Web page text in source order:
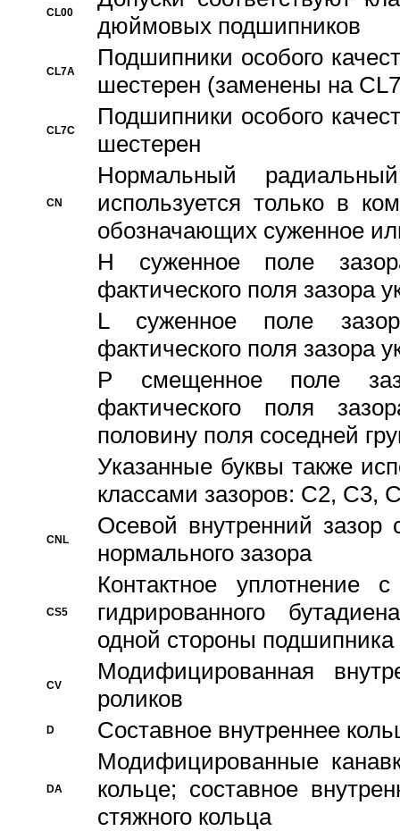
CL00
дюймовых подшипников
CL7A
Подшипники особого
шестерен (заменены на
CL7C
Подшипники особого
шестерен
CN
Hормальный
используется только в
обозначающих суженное
H суженное поле
фактического поля зазора
L суженное поле
фактического поля зазора
P смещенное поле
фактического поля
половину поля соседней
Указанные буквы также
классами зазоров: С2,
CNL
Осевой внутренний зазор
нормального зазора
CS5
Контактное уплотнение
гидрированного
одной стороны подшипника
CV
Модифицированная
роликов
D Составное внутреннее
DA
Модифицированные
кольце; составное
стяжного кольца